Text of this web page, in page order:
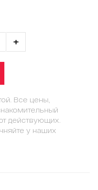
+
Все цены,
действующих.
у наших